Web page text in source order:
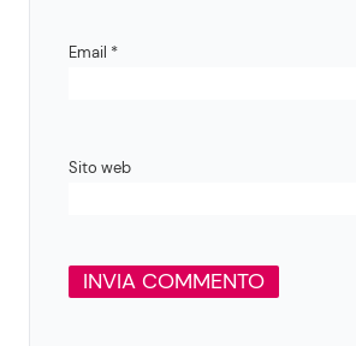
Email *
Sito web